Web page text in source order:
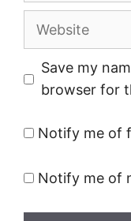
Website
Save my
browser for
Notify me of
Notify me of